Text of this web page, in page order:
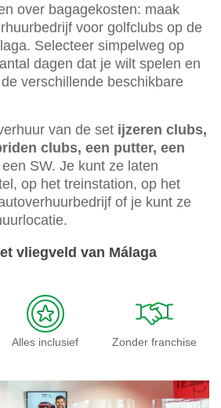
over bagagekosten: maak
voor golfclubs op de
Selecteer simpelweg op
dagen dat je wilt spelen en
verschillende beschikbare
van de set ijzeren clubs,
clubs, een putter, een
SW. Je kunt ze laten
op het treinstation, op het
of je kunt ze
vliegveld van Málaga
Alles inclusief Zonder franchise